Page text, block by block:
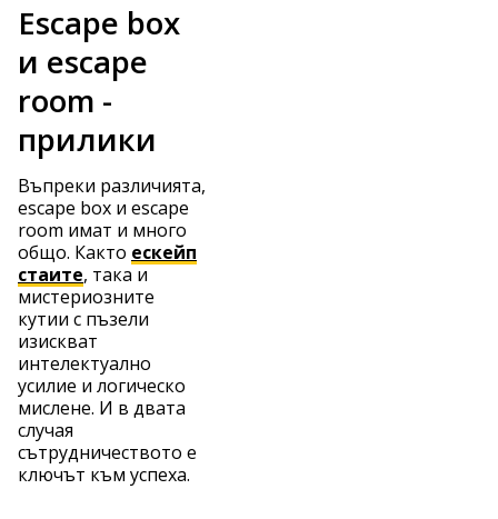
Escape box
и escape
room -
прилики
Въпреки различията,
escape box и escape
room имат и много
общо. Както ескейп
стаите, така и
мистериозните
кутии с пъзели
изискват
интелектуално
усилие и логическо
мислене. И в двата
случая
сътрудничеството е
ключът към успеха.